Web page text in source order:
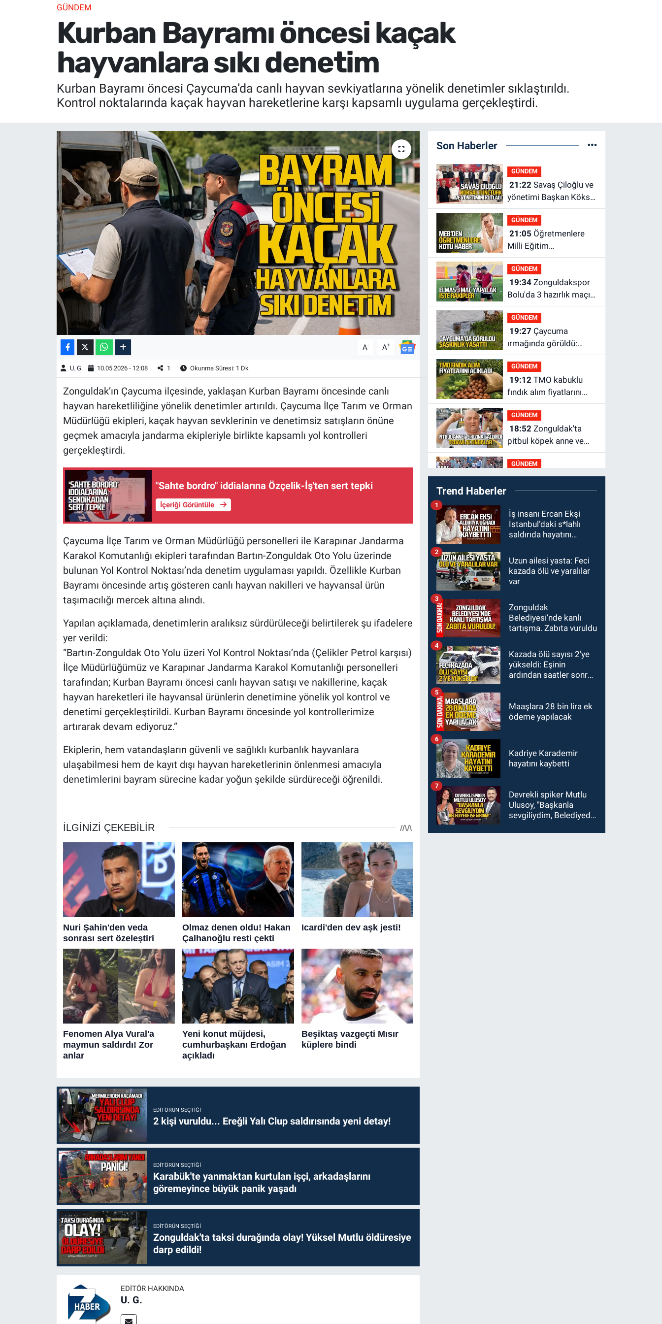
GÜNDEM
Kurban Bayramı öncesi kaçak
hayvanlara sıkı denetim
Kurban Bayramı öncesi Çaycuma’da canlı hayvan sevkiyatlarına yönelik denetimler sıklaştırıldı.
Kontrol noktalarında kaçak hayvan hareketlerine karşı kapsamlı uygulama gerçekleştirdi.
A- A+
U. G. 10.05.2026 - 12:08 1 Okunma Süresi: 1 Dk
Zonguldak’ın Çaycuma ilçesinde, yaklaşan Kurban Bayramı öncesinde canlı
hayvan hareketliliğine yönelik denetimler artırıldı. Çaycuma İlçe Tarım ve Orman
Müdürlüğü ekipleri, kaçak hayvan sevklerinin ve denetimsiz satışların önüne
geçmek amacıyla jandarma ekipleriyle birlikte kapsamlı yol kontrolleri
gerçekleştirdi.
"Sahte bordro" iddialarına Özçelik-İş'ten sert tepki
İçeriği Görüntüle
Çaycuma İlçe Tarım ve Orman Müdürlüğü personelleri ile Karapınar Jandarma
Karakol Komutanlığı ekipleri tarafından Bartın-Zonguldak Oto Yolu üzerinde
bulunan Yol Kontrol Noktası’nda denetim uygulaması yapıldı. Özellikle Kurban
Bayramı öncesinde artış gösteren canlı hayvan nakilleri ve hayvansal ürün
taşımacılığı mercek altına alındı.
Yapılan açıklamada, denetimlerin aralıksız sürdürüleceği belirtilerek şu ifadelere
yer verildi:
“Bartın-Zonguldak Oto Yolu üzeri Yol Kontrol Noktası’nda (Çelikler Petrol karşısı)
İlçe Müdürlüğümüz ve Karapınar Jandarma Karakol Komutanlığı personelleri
tarafından; Kurban Bayramı öncesi canlı hayvan satışı ve nakillerine, kaçak
hayvan hareketleri ile hayvansal ürünlerin denetimine yönelik yol kontrol ve
denetimi gerçekleştirildi. Kurban Bayramı öncesinde yol kontrollerimize
artırarak devam ediyoruz.”
Ekiplerin, hem vatandaşların güvenli ve sağlıklı kurbanlık hayvanlara
ulaşabilmesi hem de kayıt dışı hayvan hareketlerinin önlenmesi amacıyla
denetimlerini bayram sürecine kadar yoğun şekilde sürdüreceği öğrenildi.
EDITÖRÜN SEÇTIĞI
2 kişi vuruldu... Ereğli Yalı Clup saldırısında yeni detay!
EDITÖRÜN SEÇTIĞI
Karabük'te yanmaktan kurtulan işçi, arkadaşlarını
göremeyince büyük panik yaşadı
EDITÖRÜN SEÇTIĞI
Zonguldak'ta taksi durağında olay! Yüksel Mutlu öldüresiye
darp edildi!
EDITÖR HAKKINDA
U. G.
Son Haberler
GÜNDEM
21:22Savaş Çiloğlu ve
yönetimi Başkan Köksal
Tunçtürk’ü kutladı
GÜNDEM
21:05
Milli Eğitim
Bakanlığı'ndan kötü
haber
GÜNDEM
19:34Zonguldakspor
Bolu'da 3 hazırlık maçı
oynayacak... İşte
rakipler...
GÜNDEM
19:27
ırmağında görüldü:
Görenler şaşkınlık
yaşadı
GÜNDEM
19:12TMO kabuklu
fındık alım fiyatlarını
açıkladı
GÜNDEM
18:52Zonguldak'ta
pitbul köpek anne ve
çocuğuna saldırdı:
Tedavi altındalar
GÜNDEM
18:44Zonguldak'ta
araç yayaya çarptı: Ağır
altına alındı
GÜNDEM
18:32İşçi lideri Şemsi
Denizer kabri başında
Zonguldak
16:39YENİ Parti
Zonguldak'ta Kurucu İl
oldu
SPOR
15:103. Lig 1. Grup’ta
program açıklandı
Trend Haberler
İş insanı Ercan Ekşi
İstanbul’daki s*lahlı
saldırıda hayatını
1
Uzun ailesi yasta: Feci
kazada ölü ve yaralılar
var
2
Zonguldak
Belediyesi’nde kanlı
tartışma. Zabıta vuruldu
3
Kazada ölü sayısı 2’ye
yükseldi: Eşinin
ardından saatler sonra
4
Maaşlara 28 bin lira ek
ödeme yapılacak
5
Kadriye Karademir
hayatını kaybetti
6
Devrekli spiker Mutlu
Ulusoy, "Başkanla
sevgiliydim, Belediyede
7